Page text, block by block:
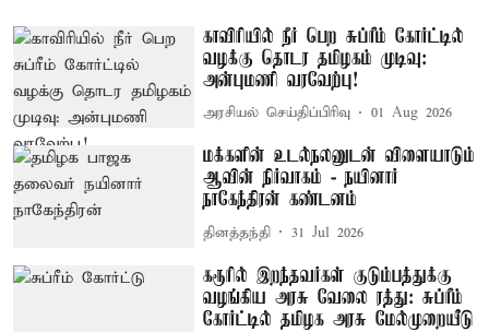
காவிரியில் நீர் பெற சுப்ரீம் கோர்ட்டில்
வழக்கு தொடர தமிழகம் முடிவு:
அன்புமணி வரவேற்பு!
அரசியல் செய்திப்பிரிவு 01 Aug 2026
மக்களின் உடல்நலனுடன் விளையாடும்
ஆவின் நிர்வாகம் - நயினார்
நாகேந்திரன் கண்டனம்
தினத்தந்தி 31 Jul 2026
கரூரில் இறந்தவர்கள் குடும்பத்துக்கு
வழங்கிய அரசு வேலை ரத்து: சுப்ரீம்
கோர்ட்டில் தமிழக அரசு மேல்முறையீடு